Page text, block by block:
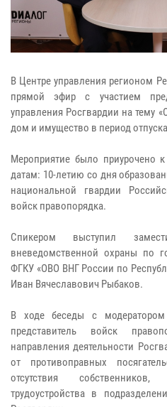
В Центре управления регионом
прямой эфир с участием
управления Росгвардии на тему
дом и имущество в период
Мероприятие было приурочено
датам: 10-летию со дня
национальной гвардии
войск правопорядка.
Спикером выступил
вневедомственной охраны по
ФГКУ «ОВО ВНГ России по
Иван Вячеславович Рыбаков.
В ходе беседы с модератором
представитель войск
направления деятельности
от противоправных
отсутствия
трудоустройства в